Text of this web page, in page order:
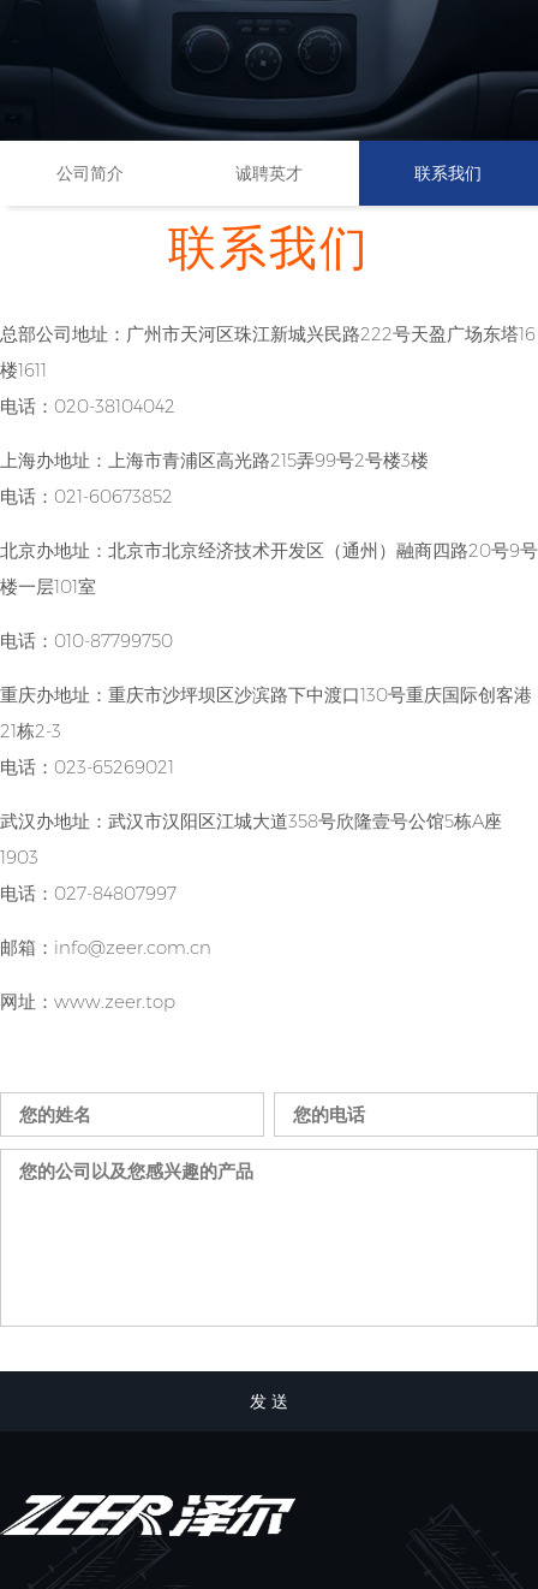
公司简介 诚聘英才 联系我们
联系我们
总部公司地址：广州市天河区珠江新城兴民路222号天盈广场东塔16
楼1611
电话：020-38104042
上海办地址：上海市青浦区高光路215弄99号2号楼3楼
电话：021-60673852
北京办地址：北京市北京经济技术开发区（通州）融商四路20号9号
楼一层101室
电话：010-87799750
重庆办地址：重庆市沙坪坝区沙滨路下中渡口130号重庆国际创客港
21栋2-3
电话：023-65269021
武汉办地址：武汉市汉阳区江城大道358号欣隆壹号公馆5栋A座
1903
电话：027-84807997
邮箱：info@zeer.com.cn
网址： www.zeer.top